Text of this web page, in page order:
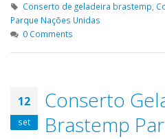
Conserto de geladeira brastemp,
Parque Nações Unidas
0 Comments
12
set
Conserto
Brastemp